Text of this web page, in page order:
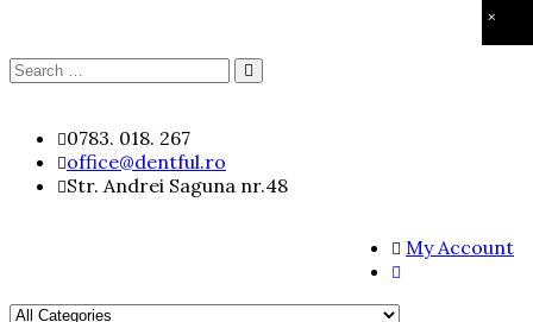
×
Search
content
0783. 018. 267
office@dentful.ro
Str. Andrei Saguna nr.48
My Account